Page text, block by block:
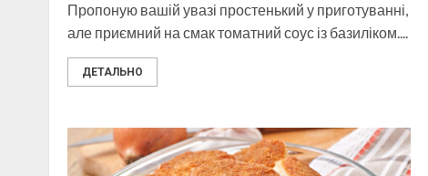
Пропоную вашій увазі простенький у приготуванні,
але приємний на смак томатний соус із базиліком....
ДЕТАЛЬНО